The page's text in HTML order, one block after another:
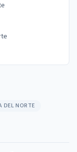
DEL NORTE